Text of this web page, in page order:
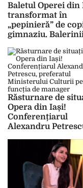
Baletul Operei din
transformat în
„pepinieră” de
gimnaziu. Balerinii
pe scenă pentru a
loc minorilor
Răsturnare de
Opera din Iași!
Conferențiarul
Alexandru
Culturii pentru